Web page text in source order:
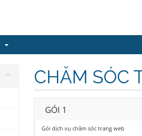
CHĂM SÓC
GÓI 1
Gói dịch vụ chăm sóc trang web